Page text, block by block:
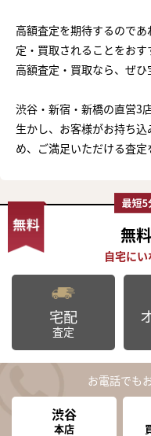
高額査定を期待するので
定・買取されることをお
高額査定・買取なら、ぜひ
渋谷・新宿・新橋の直営3
生かし、お客様がお持ち
め、ご満足いただける査定
無
宅配
査定
お電話でも
渋谷
本店